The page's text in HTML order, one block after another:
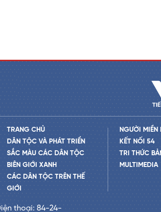
TRANG CHỦ
DÂN TỘC VÀ PHÁT TRIỂN
SẮC MÀU CÁC DÂN TỘC
BIÊN GIỚI XANH
CÁC DÂN TỘC TRÊN THẾ
GIỚI
NGƯỜI MIỀN
KẾT NỐI 54
TRI THỨC
MULTIMEDIA
thoại: 84-24-